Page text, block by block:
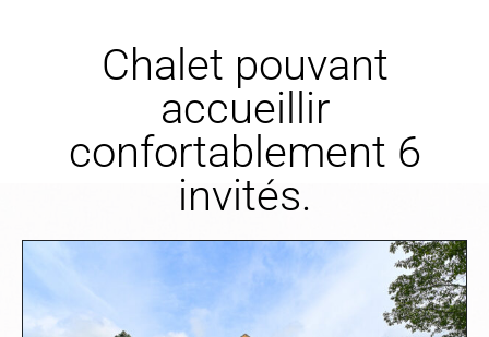
Chalet pouvant
accueillir
confortablement 6
invités.